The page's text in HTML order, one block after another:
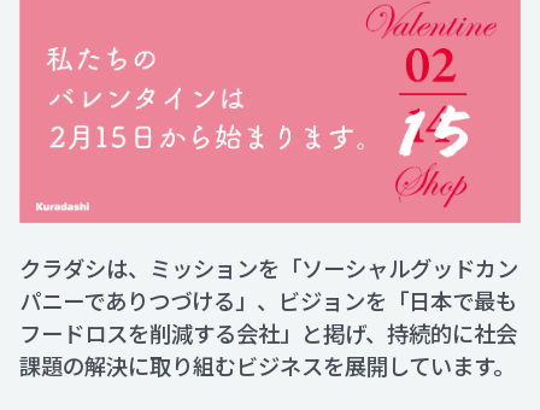
クラダシは、ミッションを「ソーシャルグッドカン
パニーでありつづける」、ビジョンを「日本で最も
フードロスを削減する会社」と掲げ、持続的に社会
課題の解決に取り組むビジネスを展開しています。